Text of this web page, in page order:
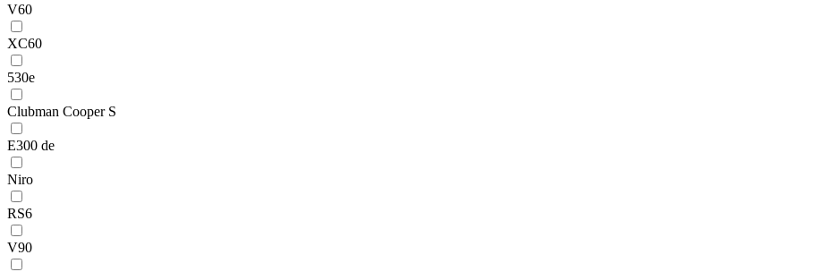
V60
XC60
530e
Clubman Cooper S
E300 de
Niro
RS6
V90